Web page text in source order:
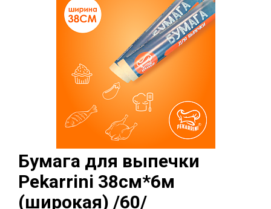
Бумага для выпечки
Pekarrini 38см*6м
(широкая) /60/